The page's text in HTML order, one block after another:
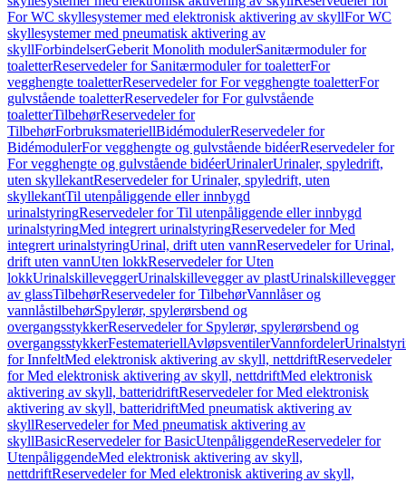
For WC skyllesystemer med elektronisk aktivering av skyllFor WC
skyllesystemer med pneumatisk aktivering av
skyllForbindelserGeberit Monolith modulerSanitærmoduler for
toaletterReservedeler for Sanitærmoduler for toaletterFor
vegghengte toaletterReservedeler for For vegghengte toaletterFor
gulvstående toaletterReservedeler for For gulvstående
toaletterTilbehørReservedeler for
TilbehørForbruksmateriellBidémodulerReservedeler for
BidémodulerFor vegghengte og gulvstående bidéerReservedeler for
For vegghengte og gulvstående bidéerUrinalerUrinaler, spyledrift,
uten skyllekantReservedeler for Urinaler, spyledrift, uten
skyllekantTil utenpåliggende eller innbygd
urinalstyringReservedeler for Til utenpåliggende eller innbygd
urinalstyringMed integrert urinalstyringReservedeler for Med
integrert urinalstyringUrinal, drift uten vannReservedeler for Urinal,
drift uten vannUten lokkReservedeler for Uten
lokkUrinalskilleveggerUrinalskillevegger av plastUrinalskillevegger
av glassTilbehørReservedeler for TilbehørVannlåser og
vannlåstilbehørSpylerør, spylerørsbend og
overgangsstykkerReservedeler for Spylerør, spylerørsbend og
overgangsstykkerFestemateriellAvløpsventilerVannfordeler
for InnfeltMed elektronisk aktivering av skyll, nettdriftReservedeler
for Med elektronisk aktivering av skyll, nettdriftMed elektronisk
aktivering av skyll, batteridriftReservedeler for Med elektronisk
aktivering av skyll, batteridriftMed pneumatisk aktivering av
skyllReservedeler for Med pneumatisk aktivering av
skyllBasicReservedeler for BasicUtenpåliggendeReservedeler for
UtenpåliggendeMed elektronisk aktivering av skyll,
nettdriftReservedeler for Med elektronisk aktivering av skyll,